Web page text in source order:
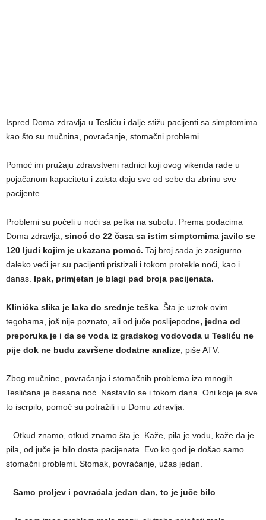
Ispred Doma zdravlja u Tesliću i dalje stižu pacijenti sa simptomima
kao što su mučnina, povraćanje, stomačni problemi.
Pomoć im pružaju zdravstveni radnici koji ovog vikenda rade u
pojačanom kapacitetu i zaista daju sve od sebe da zbrinu sve
pacijente.
Problemi su počeli u noći sa petka na subotu. Prema podacima
Doma zdravlja, sinoć do 22 časa sa istim simptomima javilo se
120 ljudi kojim je ukazana pomoć. Taj broj sada je zasigurno
daleko veći jer su pacijenti pristizali i tokom protekle noći, kao i
danas. Ipak, primjetan je blagi pad broja pacijenata.
Klinička slika je laka do srednje teška . Šta je uzrok ovim
tegobama, još nije poznato, ali od juče poslijepodne, jedna od
preporuka je i da se voda iz gradskog vodovoda u Tesliću ne
pije dok ne budu završene dodatne analize , piše ATV.
Zbog mučnine, povraćanja i stomačnih problema iza mnogih
Teslićana je besana noć. Nastavilo se i tokom dana. Oni koje je sve
to iscrpilo, pomoć su potražili i u Domu zdravlja.
– Otkud znamo, otkud znamo šta je. Kaže, pila je vodu, kaže da je
pila, od juče je bilo dosta pacijenata. Еvo ko god je došao samo
stomačni problemi. Stomak, povraćanje, užas jedan.
– Samo proljev i povraćala jedan dan, to je juče bilo